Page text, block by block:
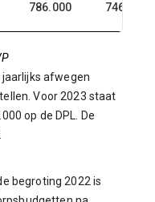
786.000 746.000
jaarlijks afwegen
Voor 2023 staat
op de DPL. De
begroting 2022 is